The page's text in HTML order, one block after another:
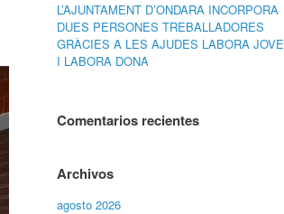
L’AJUNTAMENT D’ONDARA INCORPORA
DUES PERSONES TREBALLADORES
GRÀCIES A LES AJUDES LABORA JOVE
I LABORA DONA
Comentarios recientes
Archivos
agosto 2026